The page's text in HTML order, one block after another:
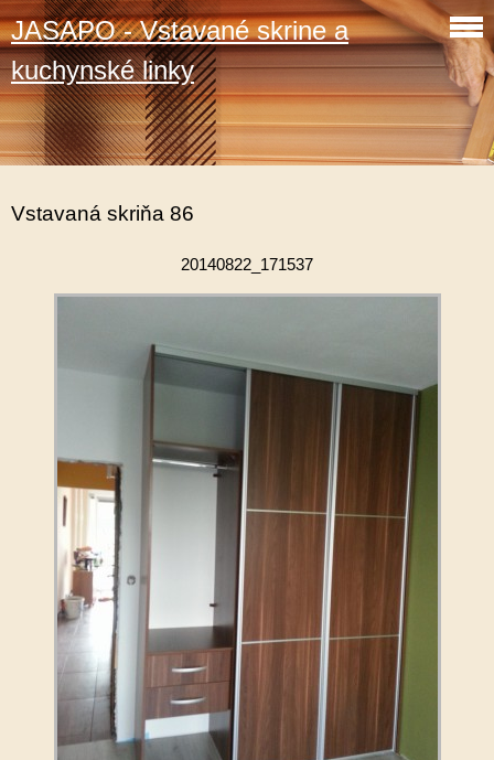
JASAPO - Vstavané skrine a
kuchynské linky
Vstavaná skriňa 86
20140822_171537